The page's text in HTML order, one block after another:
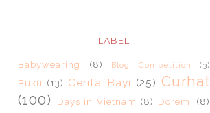
LABEL
Babywearing (8) Blog Competition (3)
Buku (13) Cerita Bayi (25) Curhat
(100)
Days in Vietnam (8) Doremi (8)